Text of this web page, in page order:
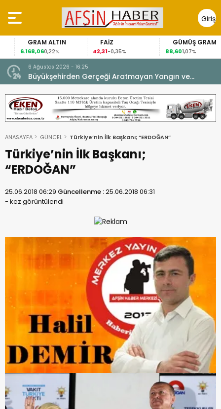
Giriş
Yap
GRAM ALTIN
6.168,060,22%
FAİZ
42,31-0,35%
GÜMÜŞ GRAM
88,601,07%
6 Ağustos 2026 - 16:25
Büyükşehirden Gerçeği Aratmayan Yangın ve
Kurtarma Tatbikatı.
ANASAYFA GÜNCEL Türkiye’nin İlk Başkanı; “ERDOĞAN”
Türkiye’nin İlk Başkanı;
“ERDOĞAN”
25.06.2018 06:29 Güncellenme :25.06.2018 06:31
- kez görüntülendi